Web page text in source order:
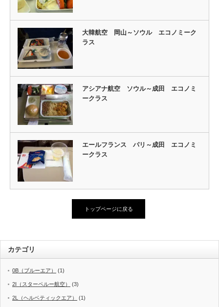
大韓航空 岡山～ソウル エコノミーク
ラス
アシアナ航空 ソウル～成田 エコノミ
ークラス
エールフランス パリ～成田 エコノミ
ークラス
トップページに戻る
カテゴリ
0B（ブルーエア） (1)
2I（スターペルー航空） (3)
2L（ヘルベティックエア） (1)